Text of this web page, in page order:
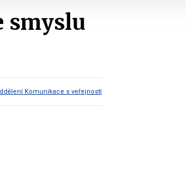
smyslu
Komunikace s veřejností